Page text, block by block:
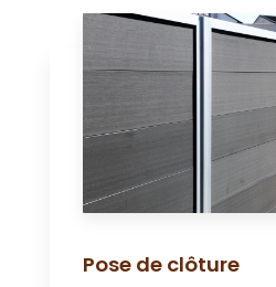
Pose de clôture